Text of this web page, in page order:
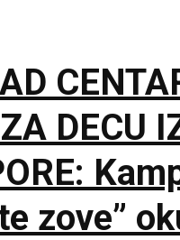
DECU
zove”